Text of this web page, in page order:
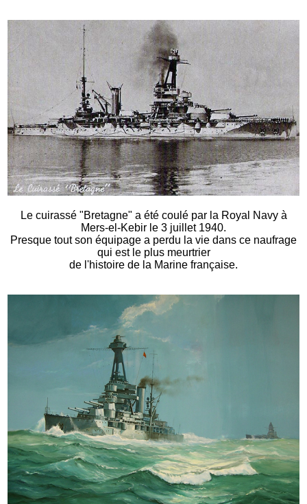
Le cuirassé "Bretagne" a été coulé par la Royal Navy à
Mers-el-Kebir le 3 juillet 1940.
Presque tout son équipage a perdu la vie dans ce naufrage
qui est le plus meurtrier
de l'histoire de la Marine française.